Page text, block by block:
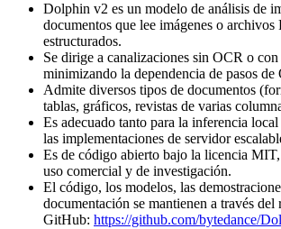
Dolphin v2 es un modelo de análisis de
documentos que lee imágenes o archivos
estructurados.
Se dirige a canalizaciones sin OCR o
minimizando la dependencia de pasos
Admite diversos tipos de documentos
tablas, gráficos, revistas de varias
Es adecuado tanto para la inferencia
las implementaciones de servidor
Es de código abierto bajo la licencia
uso comercial y de investigación.
El código, los modelos, las
documentación se mantienen a través
GitHub: https://github.com/bytedance/